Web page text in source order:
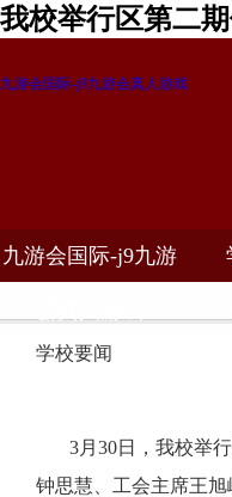
我校举行区第二
九游会国际-j9九游会真人游戏
九游会国际-j9九游
学校要闻
3月 30日，我校举
钟思慧、工会主席王